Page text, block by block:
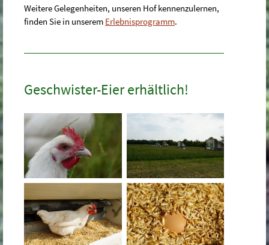
Weitere Gelegenheiten, unseren Hof kennenzulernen,
finden Sie in unserem Erlebnisprogramm.
Geschwister-Eier erhältlich!